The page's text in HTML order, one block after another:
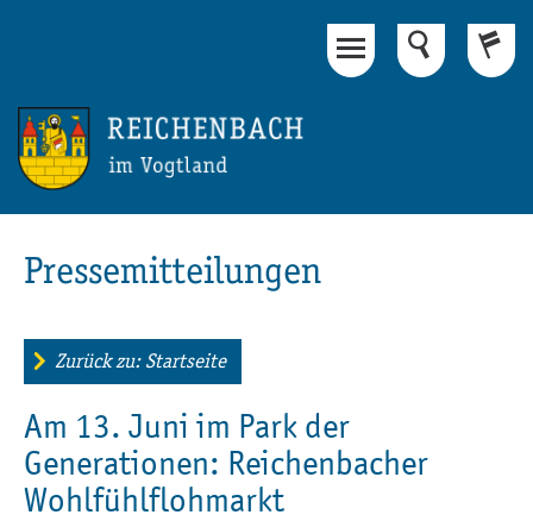
Pressemitteilungen
Zurück zu: Startseite
Am 13. Juni im Park der
Generationen: Reichenbacher
Wohlfühlflohmarkt